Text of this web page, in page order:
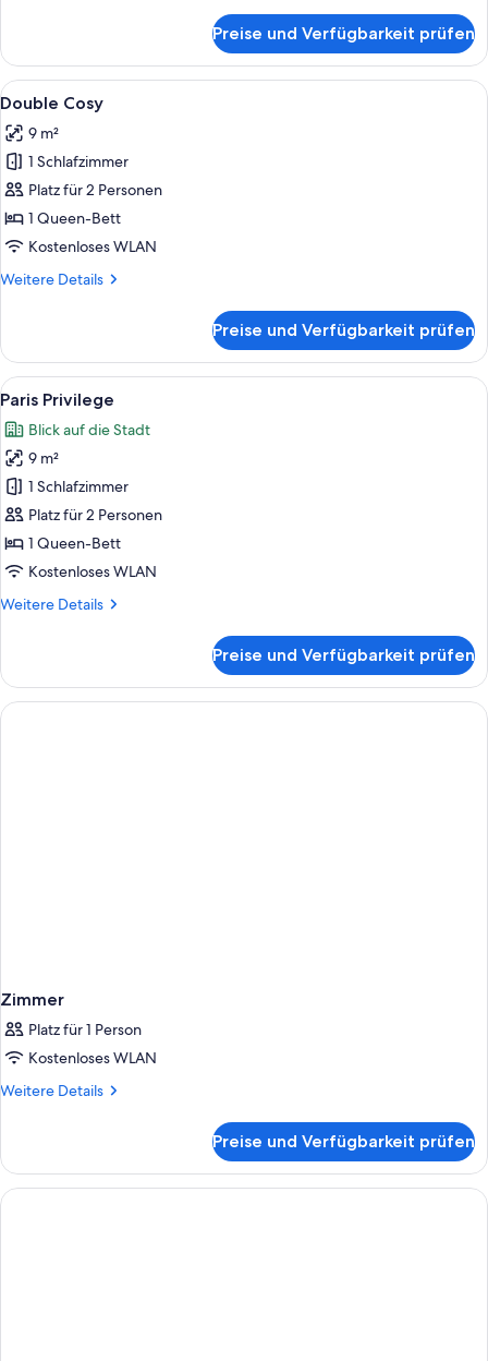
1 Doppelbett
Preise und Verfügbarkeit prüfen
Alle
Fotos
für
Double
Cosy
anzeigen
Ein Hotelzimmer mit Bett,
5
Double Cosy
9 m²
1 Schlafzimmer
Platz für 2 Personen
1 Queen-Bett
Kostenloses WLAN
Weitere Details
Weitere
Cosy
Preise und Verfügbarkeit prüfen
Alle
Fotos
für
Paris
Privilege
anzeigen
Ein Hotelzimmer mit großem
5
Paris Privilege
Blick auf die Stadt
9 m²
1 Schlafzimmer
Platz für 2 Personen
1 Queen-Bett
Kostenloses WLAN
Weitere Details
Weitere
Privilege
Preise und Verfügbarkeit prüfen
Zimmer
Platz für 1 Person
Kostenloses WLAN
Weitere Details
Weitere
Preise und Verfügbarkeit prüfen